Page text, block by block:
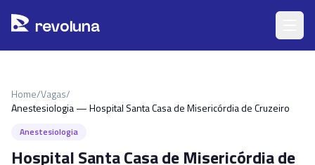
revoluna
Home/Vagas/
Anestesiologia — Hospital Santa Casa de Misericórdia de Cruzeiro
Anestesiologia
Hospital Santa Casa de Misericórdia de